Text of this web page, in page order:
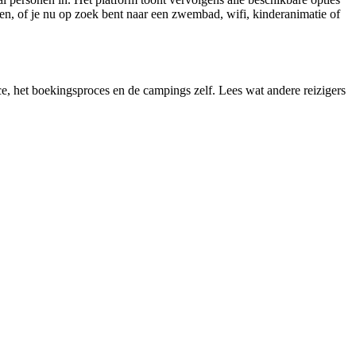
of je nu op zoek bent naar een zwembad, wifi, kinderanimatie of
boekingsproces en de campings zelf. Lees wat andere reizigers